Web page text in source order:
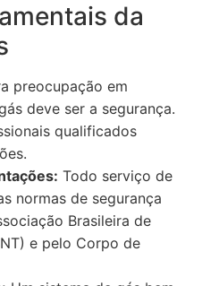
da
preocupação em
deve ser a segurança.
qualificados
Todo serviço de
normas de segurança
Brasileira de
e pelo Corpo de